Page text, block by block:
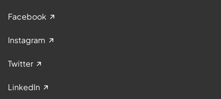
Facebook
Instagram
Twitter
LinkedIn